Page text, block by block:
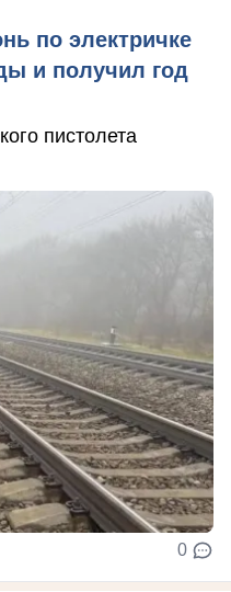
по электричке
и получил год
пистолета
0